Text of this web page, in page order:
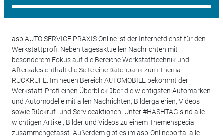
asp AUTO SERVICE PRAXIS Online ist der Internetdienst für den
Werkstattprofi. Neben tagesaktuellen Nachrichten mit
besonderem Fokus auf die Bereiche Werkstatttechnik und
Aftersales enthält die Seite eine Datenbank zum Thema
RÜCKRUFE. Im neuen Bereich AUTOMOBILE bekommt der
Werkstatt-Profi einen Überblick über die wichtigsten Automarken
und Automodelle mit allen Nachrichten, Bildergalerien, Videos
sowie Rückruf- und Serviceaktionen. Unter #HASHTAG sind alle
wichtigen Artikel, Bilder und Videos zu einem Themenspecial
zusammengefasst. Außerdem gibt es im asp-Onlineportal alle